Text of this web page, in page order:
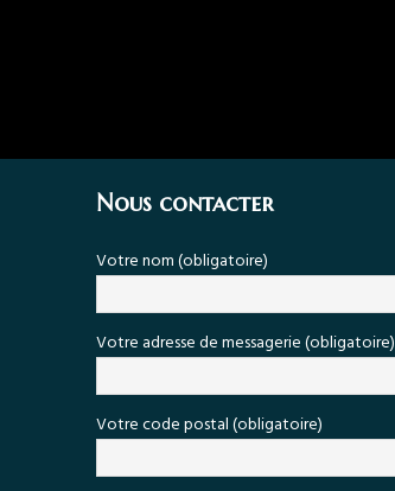
Nous contacter
Votre nom (obligatoire)
Votre adresse de messagerie (obligatoire)
Votre code postal (obligatoire)